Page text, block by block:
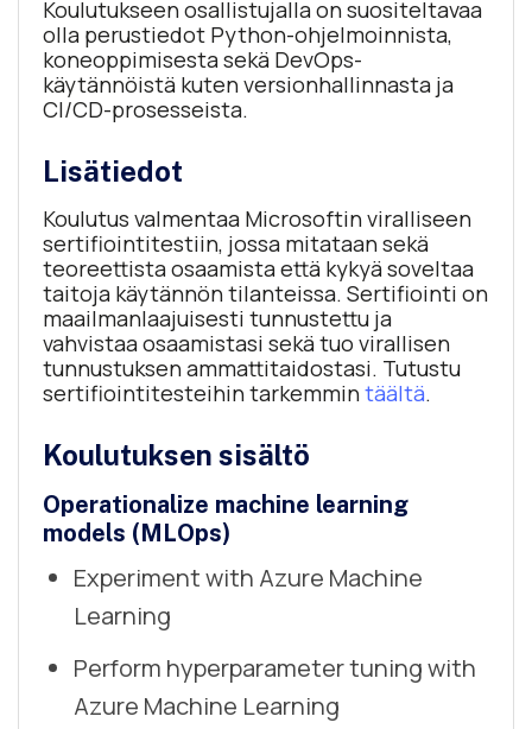
Koulutukseen osallistujalla on suositeltavaa
olla perustiedot Python-ohjelmoinnista,
koneoppimisesta sekä DevOps-
käytännöistä kuten versionhallinnasta ja
CI/CD-prosesseista.
Lisätiedot
Koulutus valmentaa Microsoftin viralliseen
sertifiointitestiin, jossa mitataan sekä
teoreettista osaamista että kykyä soveltaa
taitoja käytännön tilanteissa. Sertifiointi on
maailmanlaajuisesti tunnustettu ja
vahvistaa osaamistasi sekä tuo virallisen
tunnustuksen ammattitaidostasi. Tutustu
sertifiointitesteihin tarkemmintäältä.
Koulutuksen sisältö
Operationalize machine learning
models (MLOps)
Experiment with Azure Machine
Learning
Perform hyperparameter tuning with
Azure Machine Learning